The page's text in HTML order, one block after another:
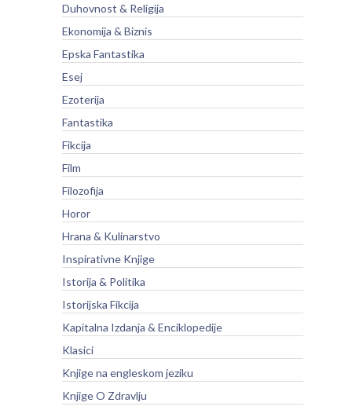
Duhovnost & Religija
Ekonomija & Biznis
Epska Fantastika
Esej
Ezoterija
Fantastika
Fikcija
Film
Filozofija
Horor
Hrana & Kulinarstvo
Inspirativne Knjige
Istorija & Politika
Istorijska Fikcija
Kapitalna Izdanja & Enciklopedije
Klasici
Knjige na engleskom jeziku
Knjige O Zdravlju